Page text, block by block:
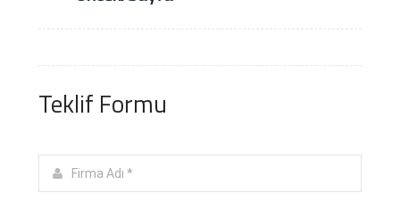
Teklif Formu